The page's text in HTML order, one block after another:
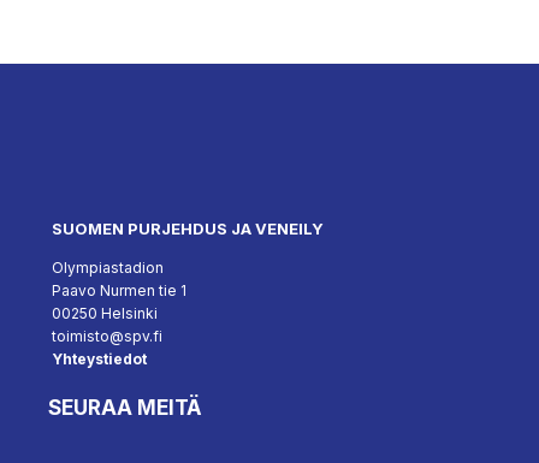
SUOMEN PURJEHDUS JA VENEILY
Olympiastadion
Paavo Nurmen tie 1
00250 Helsinki
toimisto@spv.fi
Yhteystiedot
SEURAA MEITÄ